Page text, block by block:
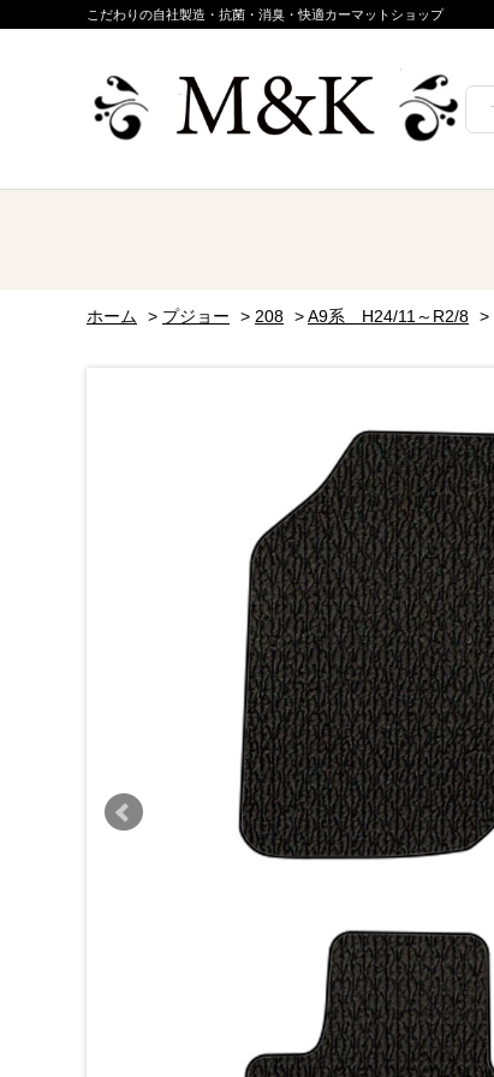
こだわりの自社製造・抗菌・消臭・快適カーマットショップ
ホーム > プジョー > 208 >A9系 H24/11～R2/8 >